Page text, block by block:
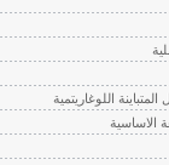
اللوغاريتمية
الاساسية